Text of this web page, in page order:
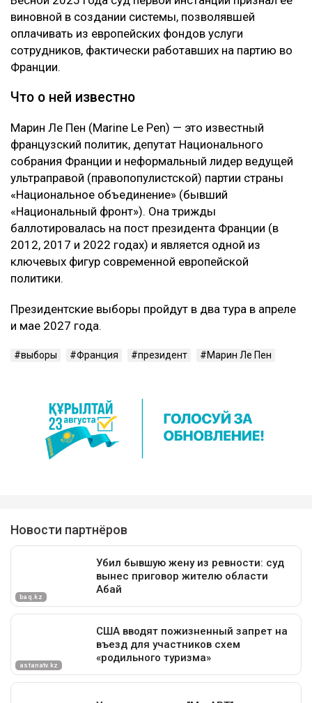
виновной в создании системы, позволявшей
оплачивать из европейских фондов услуги
сотрудников, фактически работавших на партию во
Франции.
Что о ней известно
Марин Ле Пен (Marine Le Pen) — это известный
французский политик, депутат Национального
собрания Франции и неформальный лидер ведущей
ультраправой (правопопулистской) партии страны
«Национальное объединение» (бывший
«Национальный фронт»). Она трижды
баллотировалась на пост президента Франции (в
2012, 2017 и 2022 годах) и является одной из
ключевых фигур современной европейской
политики.
Президентские выборы пройдут в два тура в апреле
и мае 2027 года.
выборы Франция президент Марин Ле Пен